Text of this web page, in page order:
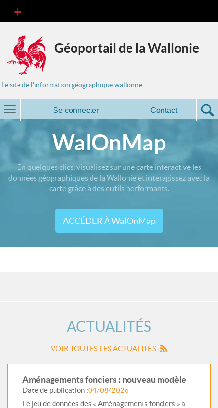
Géoportail de la Wallonie
Le site de l'information géographique wallonne
Se connecter Contact
WalOnMap
En quelques clics, visualisez sur une carte interactive les
données géographiques de la Wallonie et interagissez avec la
carte grâce à des outils performants.
ACCÉDER À WalOnMap
ACTUALITÉS
VOIR TOUTES LES ACTUALITÉS
Aménagements fonciers : nouveau modèle
Date de publication :04/08/2026
Le jeu de données des « Aménagements fonciers » a